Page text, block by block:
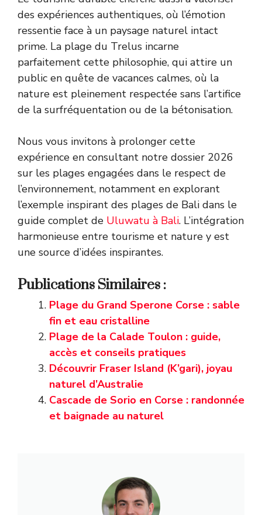
des expériences authentiques, où l’émotion
ressentie face à un paysage naturel intact
prime. La plage du Trelus incarne
parfaitement cette philosophie, qui attire un
public en quête de vacances calmes, où la
nature est pleinement respectée sans l’artifice
de la surfréquentation ou de la bétonisation.
Nous vous invitons à prolonger cette
expérience en consultant notre dossier 2026
sur les plages engagées dans le respect de
l’environnement, notamment en explorant
l’exemple inspirant des plages de Bali dans le
guide complet de Uluwatu à Bali. L’intégration
harmonieuse entre tourisme et nature y est
une source d’idées inspirantes.
Publications Similaires :
Plage du Grand Sperone Corse : sable
fin et eau cristalline
Plage de la Calade Toulon : guide,
accès et conseils pratiques
Découvrir Fraser Island (K’gari), joyau
naturel d’Australie
Cascade de Sorio en Corse : randonnée
et baignade au naturel